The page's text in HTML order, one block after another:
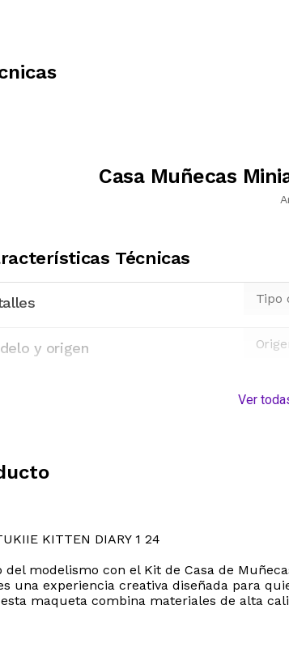
Casa Muñecas
Técnicas
Tipo
y origen
Ver
KITTEN DIARY 1 24
modelismo con el Kit de Casa de
una experiencia creativa diseñada para
maqueta combina materiales de alta